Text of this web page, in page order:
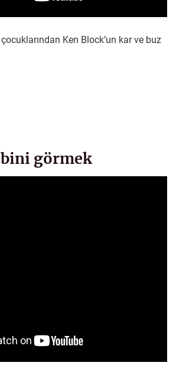
çocuklarından Ken Block’un kar ve buz
görmek